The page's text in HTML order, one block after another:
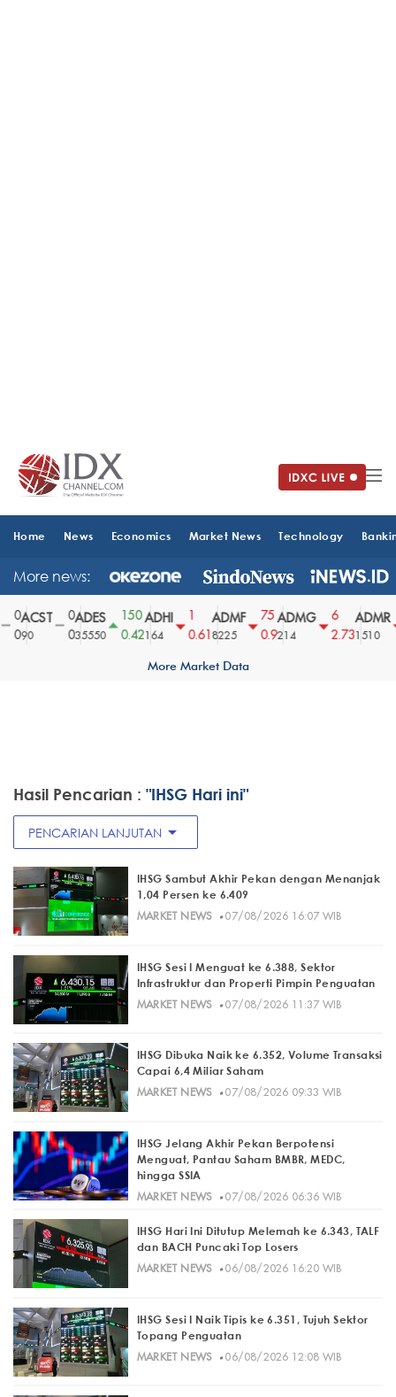
Home News Economics Market News Technology
More news:
ACST
90
ADES
35550
150
0.42
ADHI
164
0.61
ADMF
8225
75
0.9
ADMG
214
2.73
ADMR
1510
More Market Data
Hasil Pencarian : "IHSG Hari ini"
PENCARIAN LANJUTAN arrow_drop_down
IHSG Sambut Akhir Pekan dengan Menanjak
1,04 Persen ke 6.409
MARKET NEWS· 07/08/2026 16:07 WIB
IHSG Sesi I Menguat ke 6.388, Sektor
Infrastruktur dan Properti Pimpin Penguatan
MARKET NEWS· 07/08/2026 11:37 WIB
IHSG Dibuka Naik ke 6.352, Volume Transaksi
Capai 6,4 Miliar Saham
MARKET NEWS· 07/08/2026 09:33 WIB
IHSG Jelang Akhir Pekan Berpotensi
Menguat, Pantau Saham BMBR, MEDC,
hingga SSIA
MARKET NEWS· 07/08/2026 06:36 WIB
IHSG Hari Ini Ditutup Melemah ke 6.343, TALF
dan BACH Puncaki Top Losers
MARKET NEWS· 06/08/2026 16:20 WIB
IHSG Sesi I Naik Tipis ke 6.351, Tujuh Sektor
Topang Penguatan
MARKET NEWS· 06/08/2026 12:08 WIB